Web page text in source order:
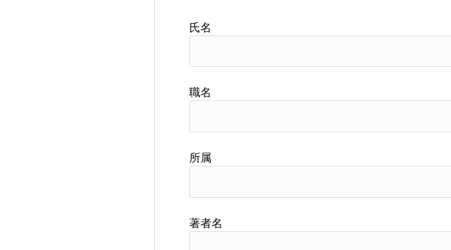
氏名
職名
所属
著者名